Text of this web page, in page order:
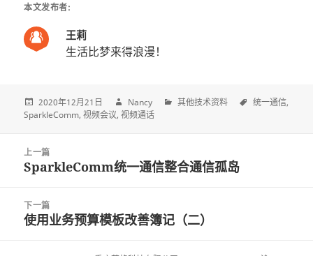
本文发布者:
王莉
生活比梦来得浪漫！
2020年12月21日 Nancy 其他技术资料
统一通信
SparkleComm 视频会议 视频通话
navigation
上一篇
上
篇
文
SparkleComm统一通信整合通信孤岛
下一篇
下
使用业务预算模板改善簿记（二）